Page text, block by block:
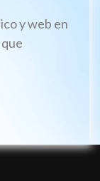
y web en